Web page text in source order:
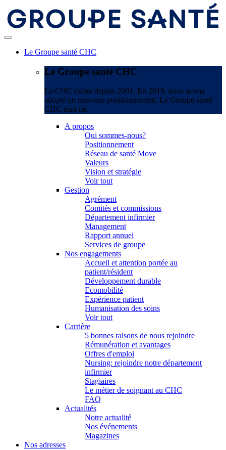
Le Groupe santé CHC
Le Groupe santé CHC
Le CHC existe depuis 2001. En 2019, nous avons
adopté un nouveau positionnement. Le Groupe santé
CHC était né.
A propos
Qui sommes-nous?
Positionnement
Réseau de santé Move
Valeurs
Vision et stratégie
Voir tout
Gestion
Agrément
Comités et commissions
Département infirmier
Management
Rapport annuel
Services de groupe
Nos engagements
Accueil et attention portée au
patient/résident
Développement durable
Ecomobilité
Expérience patient
Humanisation des soins
Voir tout
Carrière
5 bonnes raisons de nous rejoindre
Rémunération et avantages
Offres d'emploi
Nursing: rejoindre notre département
infirmier
Stagiaires
Le métier de soignant au CHC
FAQ
Actualités
Notre actualité
Nos événements
Magazines
Nos adresses